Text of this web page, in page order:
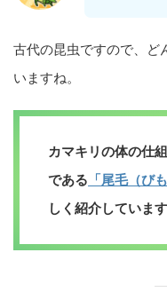
古代の昆虫ですので、ど
いますね。
カマキリの体の仕
である 「尾毛（び
しく紹介しています